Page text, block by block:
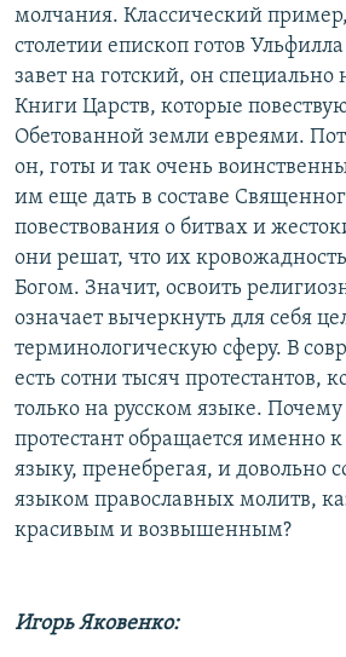
молчания. Классический
столетии епископ готов
завет на готский, он специально
Книги Царств, которые
Обетованной земли евреями.
он, готы и так очень
им еще дать в составе
повествования о битвах и
они решат, что их
Богом. Значит, освоить
означает вычеркнуть для себя
терминологическую сферу. В
есть сотни тысяч протестантов,
только на русском языке. Почему
протестант обращается именно
языку, пренебрегая, и довольно
языком православных молитв,
красивым и возвышенным?
Игорь Яковенко: